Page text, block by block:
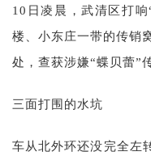
10日凌晨，武清区打
楼、小东庄一带的传销
处，查获涉嫌“蝶贝蕾”
三面打围的水坑
车从北外环还没完全左